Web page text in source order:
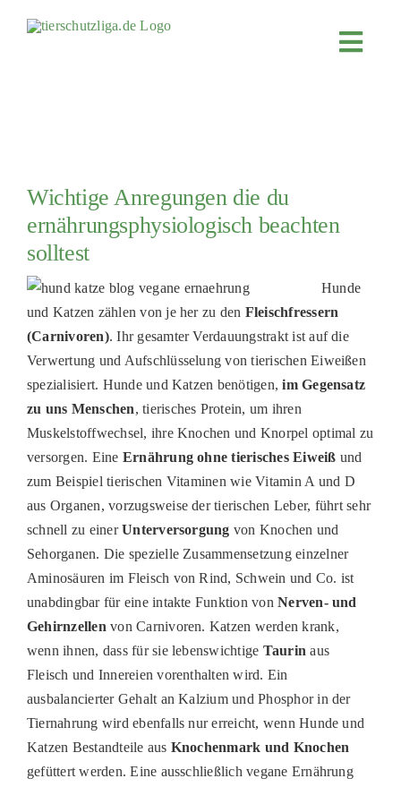
MITMACHEN
FÖRDERN & VERERBEN
4KIDS
TIERHEIMTIERE
TIERHEIME
PATENSCHAFTEN
HELFER WERDEN
RATGEBER
Wichtige Anregungen die du
ernährungsphysiologisch beachten
solltest
Hunde
und Katzen zählen von je her zu den Fleischfressern
(Carnivoren). Ihr gesamter Verdauungstrakt ist auf die
Verwertung und Aufschlüsselung von tierischen Eiweißen
spezialisiert. Hunde und Katzen benötigen,im Gegensatz
zu uns Menschen, tierisches Protein, um ihren
Muskelstoffwechsel, ihre Knochen und Knorpel optimal zu
versorgen. Eine Ernährung ohne tierisches Eiweiß und
zum Beispiel tierischen Vitaminen wieVitamin A und D
aus Organen, vorzugsweise der tierischen Leber, führtsehr
schnell zu einerUnterversorgung von Knochen und
Sehorganen. Die spezielle Zusammensetzung einzelner
Aminosäuren im Fleisch von Rind, Schwein und Co. ist
unabdingbar für eine intakte Funktion vonNerven- und
Gehirnzellen von Carnivoren. Katzen werden krank,
wenn ihnen, dassfür sie lebenswichtige Taurin aus
Fleisch und Innereien vorenthalten wird. Ein
ausbalancierter Gehalt an Kalzium und Phosphorin der
Tiernahrung wird ebenfalls nur erreicht, wenn Hunde und
Katzen Bestandteile aus Knochenmark und Knochen
gefüttert werden. Eine ausschließlich vegane Ernährung